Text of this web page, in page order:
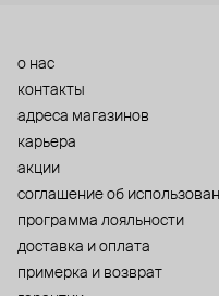
о нас
контакты
адреса магазинов
карьера
акции
cоглашение об
программа лояльности
доставка и оплата
примерка и возврат